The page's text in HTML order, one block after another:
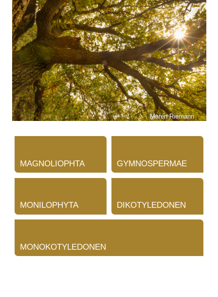
Maren Riemann
MAGNOLIOPHTA GYMNOSPERMAE
MONILOPHYTA DIKOTYLEDONEN
MONOKOTYLEDONEN